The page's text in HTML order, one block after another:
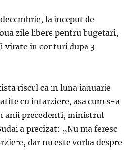
la inceput de
zile libere pentru bugetari,
virate in conturi dupa 3
riscul ca in luna ianuarie
cu intarziere, asa cum s-a
anii precedenti, ministrul
a precizat: „Nu ma feresc
dar nu este vorba despre